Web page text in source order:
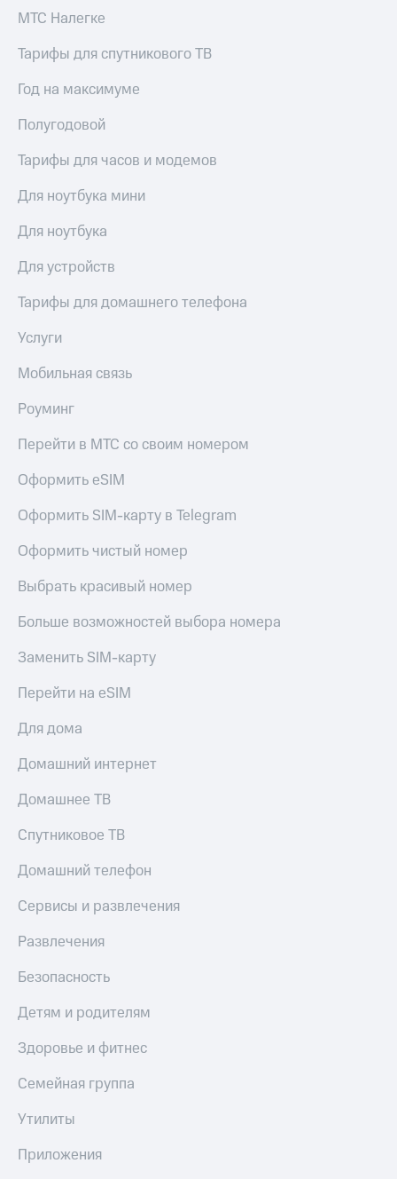
МТС Налегке
Тарифы для спутникового ТВ
Год на максимуме
Полугодовой
Тарифы для часов и модемов
Для ноутбука мини
Для ноутбука
Для устройств
Тарифы для домашнего телефона
Услуги
Мобильная связь
Роуминг
Перейти в МТС со своим номером
Оформить eSIM
Оформить SIM-карту в Telegram
Оформить чистый номер
Выбрать красивый номер
Больше возможностей выбора номера
Заменить SIM-карту
Перейти на eSIM
Для дома
Домашний интернет
Домашнее ТВ
Спутниковое ТВ
Домашний телефон
Сервисы и развлечения
Развлечения
Безопасность
Детям и родителям
Здоровье и фитнес
Семейная группа
Утилиты
Приложения